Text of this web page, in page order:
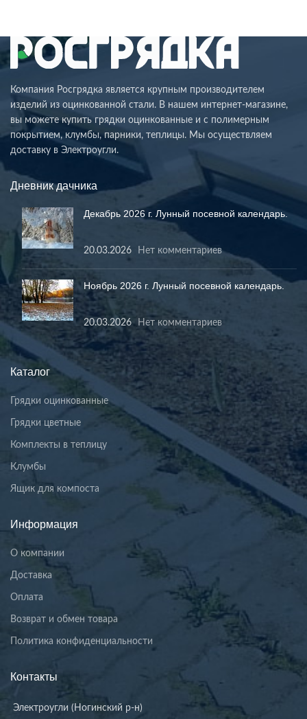
Компания Росгрядка является крупным производителем
изделий из оцинкованной стали. В нашем интернет-магазине,
вы можете купить грядки оцинкованные и с полимерным
покрытием, клумбы, парники, теплицы. Мы осуществляем
доставку в Электроугли.
Дневник дачника
Декабрь 2026 г. Лунный посевной календарь.
20.03.2026 Нет комментариев
Ноябрь 2026 г. Лунный посевной календарь.
20.03.2026 Нет комментариев
Каталог
Грядки оцинкованные
Грядки цветные
Комплекты в теплицу
Клумбы
Ящик для компоста
Информация
О компании
Доставка
Оплата
Возврат и обмен товара
Политика конфиденциальности
Контакты
Электроугли (Ногинский р-н)